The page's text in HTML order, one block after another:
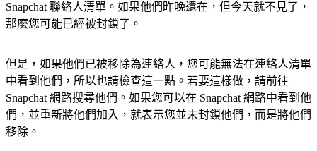
Snapchat 聯絡人清單。如果他們昨晚還在，但今天就不見了，
那麼您可能已經被封鎖了。
但是，如果他們已被移除為連絡人，您可能無法在連絡人清單
中看到他們，所以也請檢查這一點。若要這樣做，請前往
Snapchat 網路搜尋他們。如果您可以在 Snapchat 網路中看到他
們，並重新將他們加入，就表示您並未封鎖他們，而是將他們
移除。